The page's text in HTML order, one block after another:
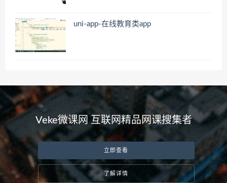
uni-app-在线教育类app
Veke微课网 互联网精品网课搜集者
立即查看
了解详情